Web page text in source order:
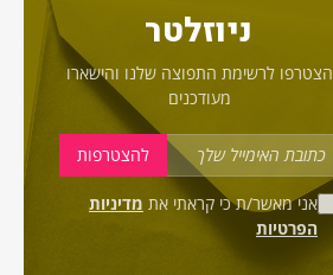
ניוזלטר
הצטרפו לרשימת התפוצה שלנו והישארו
מעודכנים
אני מאשר/ת כי קראתי את מדיניות
הפרטיות